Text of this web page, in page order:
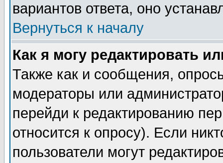
вариантов ответа, оно
Вернуться к началу
Как я могу редактировать
Также как и сообщения,
модераторы или
перейди к редактированию
относится к опросу). Если
пользователи могут